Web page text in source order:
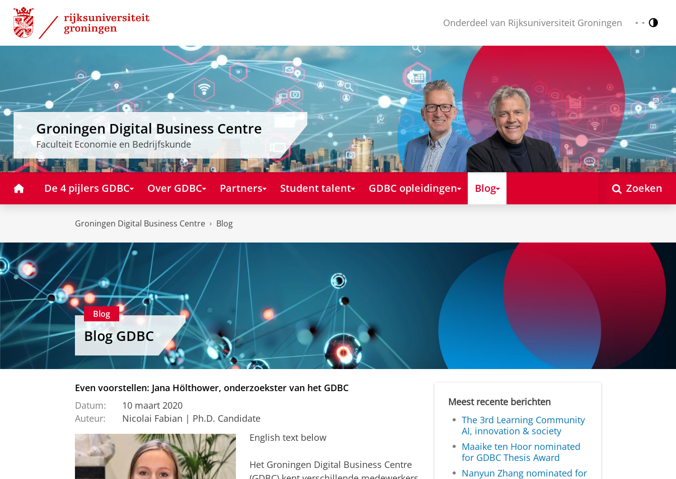
Skip
Content
Skip
Navigation
Onderdeel van Rijksuniversiteit Groningen Nederlands
English
Groningen Digital Business Centre
Faculteit Economie en Bedrijfskunde
HomeDe 4 pijlers GDBC Over GDBC Partners Student talent GDBC opleidingen Blog Zoeken
Groningen Digital Business Centre Blog
Blog
Blog GDBC
Even voorstellen: Jana Hölthower, onderzoekster van het GDBC
Datum:
10 maart 2020
Auteur:
Nicolai Fabian | Ph.D. Candidate
English text below
Het Groningen Digital Business Centre
Meest recente berichten
The 3rd Learning Community
AI, innovation & society
Maaike ten Hoor nominated
for GDBC Thesis Award
Nanyun Zhang nominated for